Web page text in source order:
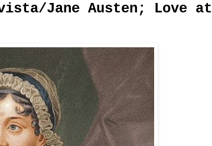
Jane Austen; Love at